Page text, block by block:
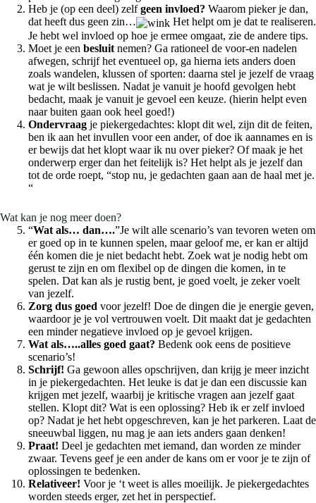
Heb je (op een deel) zelfgeen invloed? Waarom pieker je dan,
dat heeft dus geen zin…
Het helpt om je dat te realiseren.
Je hebt wel invloed op hoe je ermee omgaat, zie de andere tips.
Moet je een besluit nemen? Ga rationeel de voor-en nadelen
afwegen, schrijf het eventueel op, ga hierna iets anders doen
zoals wandelen, klussen of sporten: daarna stel je jezelf de vraag
wat je wilt beslissen. Nadat je vanuit je hoofd gevolgen hebt
bedacht, maak je vanuit je gevoel een keuze. (hierin helpt even
naar buiten gaan ook heel goed!)
Ondervraag je piekergedachtes: klopt dit wel, zijn dit de feiten,
ben ik aan het invullen voor een ander, of doe ik aannames en is
er bewijs dat het klopt waar ik nu over pieker? Of maak je het
onderwerp erger dan het feitelijk is? Het helpt als je jezelf dan
tot de orde roept, “stop nu, je gedachten gaan aan de haal met je.
“
Wat kan je nog meer doen?
“Wat als… dan….”Je wilt alle scenario’s van tevoren weten om
er goed op in te kunnen spelen, maar geloof me, er kan er altijd
één komen die je niet bedacht hebt. Zoek wat je nodig hebt om
gerust te zijn en om flexibel op de dingen die komen, in te
spelen. Dat kan als je rustig bent, je goed voelt, je zeker voelt
van jezelf.
Zorg dus goed voor jezelf! Doe de dingen die je energie geven,
waardoor je je vol vertrouwen voelt. Dit maakt dat je gedachten
een minder negatieve invloed op je gevoel krijgen.
Wat als…..alles goed gaat? Bedenk ook eens de positieve
scenario’s!
Schrijf! Ga gewoon alles opschrijven, dan krijg je meer inzicht
in je piekergedachten. Het leuke is dat je dan een discussie kan
krijgen met jezelf, waarbij je kritische vragen aan jezelf gaat
stellen. Klopt dit? Wat is een oplossing? Heb ik er zelf invloed
op? Nadat je het hebt opgeschreven, kan je het parkeren. Laat de
sneeuwbal liggen, nu mag je aan iets anders gaan denken!
Praat! Deel je gedachten met iemand, dan worden ze minder
zwaar. Tevens geef je een ander de kans om er voor je te zijn of
oplossingen te bedenken.
Relativeer! Voor je ‘t weet is alles moeilijk. Je piekergedachtes
worden steeds erger, zet het in perspectief.